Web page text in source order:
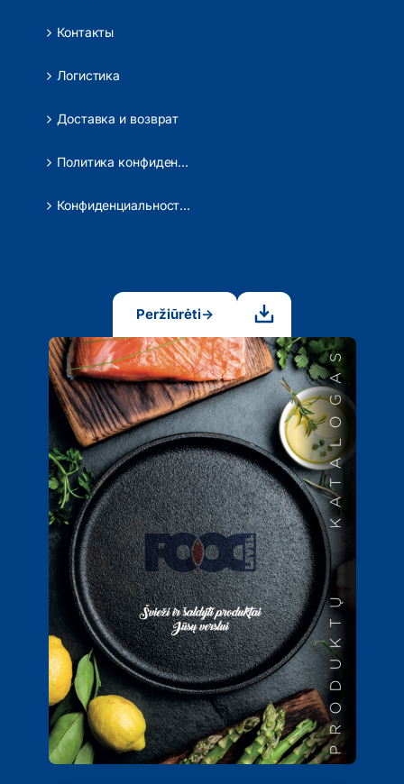
Контакты
Логистика
Доставка и возврат
Политика конфиденциальности
Конфиденциальность данных
Peržiūrėti→